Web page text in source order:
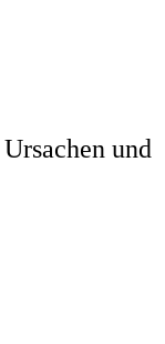
und